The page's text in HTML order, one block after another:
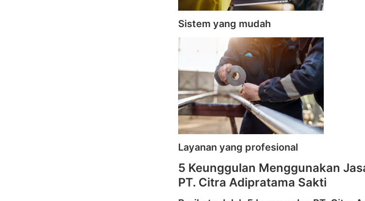
Sistem yang mudah
Layanan yang profesional
5 Keunggulan Menggunakan
PT. Citra Adipratama Sakti